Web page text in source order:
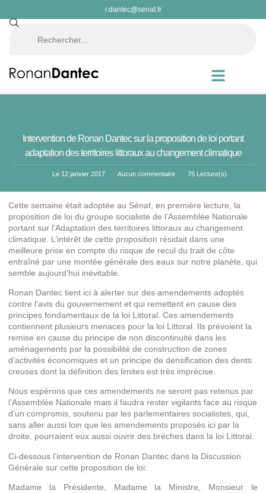
r.dantec@senat.fr
Intervention de Ronan Dantec sur la proposition de loi portant
adaptation des territoires littoraux au changement climatique
Le 12 janvier 2017 Aucun commentaire 75 Lecture(s)
Cette semaine était adoptée au Sénat, en première lecture, la
proposition de loi du groupe socialiste de l’Assemblée Nationale
portant sur l’Adaptation des territoires littoraux au changement
climatique. L’intérêt de cette proposition résidait dans une
meilleure prise en compte du risque de recul du trait de côte
entraîné par une montée générale des eaux sur notre planète, qui
semble aujourd’hui inévitable.
Ronan Dantec tient ici à alerter sur des amendements adoptés
contre l’avis du gouvernement et qui remettent en cause des
principes fondamentaux de la loi Littoral. Ces amendements
contiennent plusieurs menaces pour la loi Littoral. Ils prévoient la
remise en cause du principe de non discontinuité dans les
aménagements par la possibilité de construction de zones
d’activités économiques et un principe de densification des dents
creuses dont la définition des limites est très imprécise.
Nous espérons que ces amendements ne seront pas retenus par
l’Assemblée Nationale mais il faudra rester vigilants face au risque
d’un compromis, soutenu par les parlementaires socialistes, qui,
sans aller aussi loin que les amendements proposés ici par la
droite, pourraient eux aussi ouvrir des brèches dans la loi Littoral.
Ci-dessous l’intervention de Ronan Dantec dans la Discussion
Générale sur cette proposition de loi:
Madame la Présidente, Madame la Ministre, Monsieur le